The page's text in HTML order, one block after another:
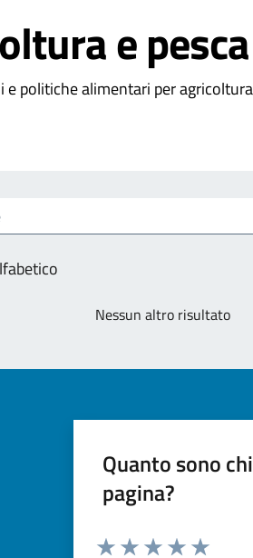
e pesca
politiche alimentari per
servizi
Nessun altro risultato
Quanto sono
pagina?